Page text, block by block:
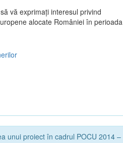
vă exprimați interesul privind
alocate României în perioada
unui proiect în cadrul POCU 2014 –